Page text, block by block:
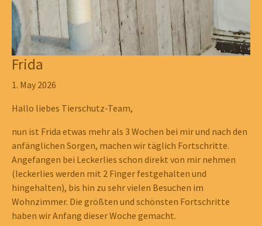
Frida
1. May 2026
Hallo liebes Tierschutz-Team,
nun ist Frida etwas mehr als 3 Wochen bei mir und nach den
anfänglichen Sorgen, machen wir täglich Fortschritte.
Angefangen bei Leckerlies schon direkt von mir nehmen
(leckerlies werden mit 2 Finger festgehalten und
hingehalten), bis hin zu sehr vielen Besuchen im
Wohnzimmer. Die größten und schönsten Fortschritte
haben wir Anfang dieser Woche gemacht.